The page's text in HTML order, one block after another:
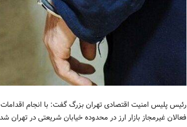
رئیس پلیس امنیت اقتصادی تهران بزرگ گفت: با انجام
فعالان غیرمجاز بازار ارز در محدوده خیابان شریعتی در تهران